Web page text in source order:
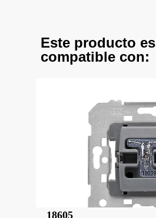
Este producto es
compatible con:
18605